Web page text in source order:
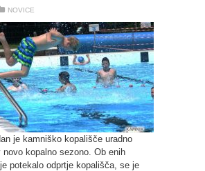
NOVICE
je kamniško kopališče uradno
novo kopalno sezono. Ob enih
potekalo odprtje kopališča, se je